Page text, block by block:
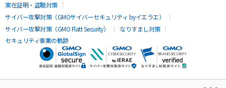
実在証明・盗聴対策
サイバー攻撃対策（GMOサイバーセキュリティ byイエラエ）
サイバー攻撃対策（GMO Flatt Security）
なりすまし対策
セキュリティ事業の軌跡